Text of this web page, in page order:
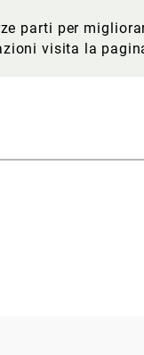
parti per
visita la